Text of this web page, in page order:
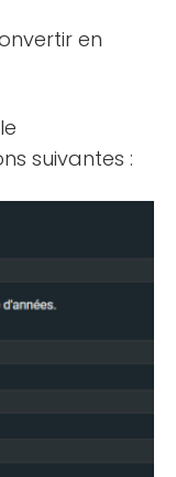
en
suivantes :